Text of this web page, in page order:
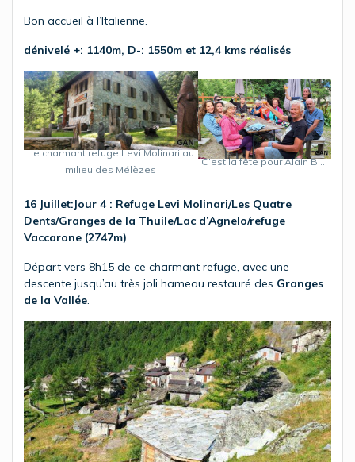
Bon accueil à l’Italienne.
dénivelé +: 1140m, D-: 1550m et 12,4 kms réalisés
Le charmant refuge Levi Molinari au
milieu des Mélèzes
C’est la fête pour Alain B….
16 Juillet:Jour 4 : Refuge Levi Molinari/Les Quatre
Dents/Granges de la Thuile/Lac d’Agnelo/refuge
Vaccarone (2747m)
Départ vers 8h15 de ce charmant refuge, avec une
descente jusqu’au très joli hameau restauré des Granges
de la Vallée.